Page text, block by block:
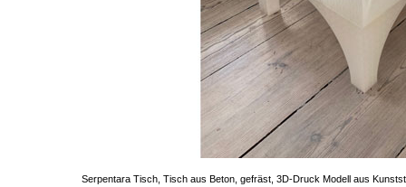
Serpentara Tisch, Tisch aus Beton, gefräst, 3D-Druck Modell aus